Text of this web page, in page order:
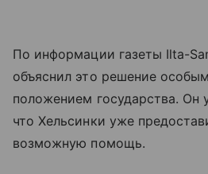
По информации газеты Ilta-
объяснил это решение
положением государства. Он
что Хельсинки уже
возможную помощь.